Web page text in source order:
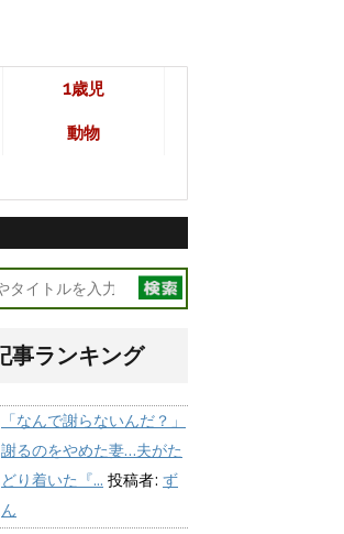
1歳児
動物
事ランキング
「なんで謝らないんだ？」
謝るのをやめた妻…夫がた
どり着いた『... 投稿者: ず
ん